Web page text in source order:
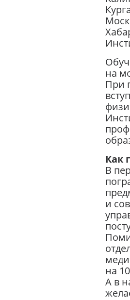
на
При
Как
В
и
на
А в